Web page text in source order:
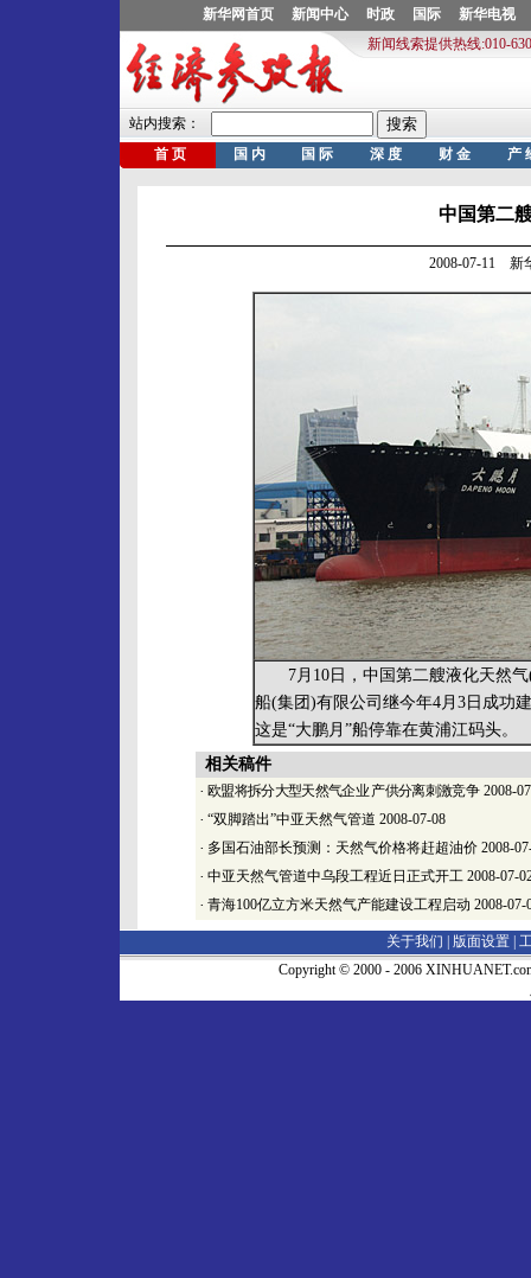
中国第二
2008-07-11 新
7月10日，中国第二艘液化天然气
船(集团)有限公司继今年4月3日成功
这是“大鹏月”船停靠在黄浦江码头。
相关稿件
· 欧盟将拆分大型天然气企业 产供分离刺激竞争 2008-
· “双脚踏出”中亚天然气管道 2008-07-08
· 多国石油部长预测：天然气价格将赶超油价 2008-
· 中亚天然气管道中乌段工程近日正式开工 2008-07-
· 青海100亿立方米天然气产能建设工程启动 2008-07-
关于我们 | 版面设置
Copyright © 2000 - 2006